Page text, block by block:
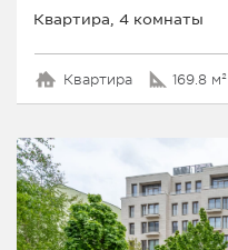
Квартира, 4 комнаты
Квартира 169.8 м²